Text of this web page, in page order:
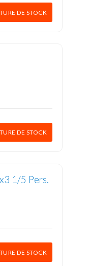
DE STOCK
DE STOCK
1/5 Pers.
DE STOCK